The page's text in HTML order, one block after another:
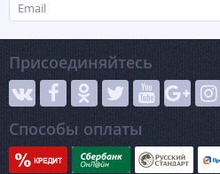
Присоединяйтесь
Способы оплаты